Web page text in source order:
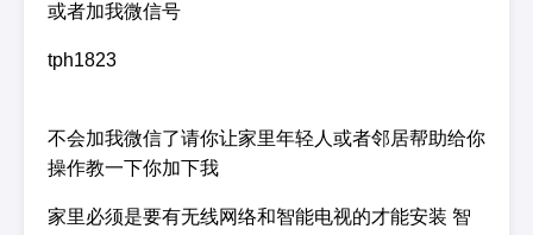
或者加我微信号
tph1823
不会加我微信了请你让家里年轻人或者邻居帮助给你
操作教一下你加下我
家里必须是要有无线网络和智能电视的才能安装 智